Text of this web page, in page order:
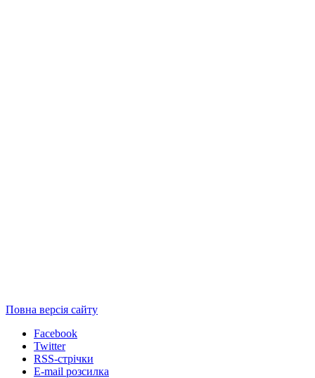
Повна версія сайту
Facebook
Twitter
RSS-стрічки
E-mail розсилка